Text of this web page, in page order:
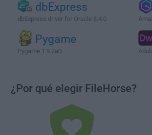
dbExpress
dbExpress driver for Oracle 8.4.0
Pygame
Pygame 1.9.2a0
¿Por qué elegir FileHorse?